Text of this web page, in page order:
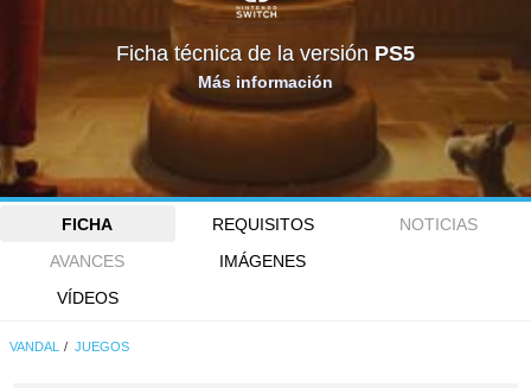
Ficha técnica de la versión PS5
Más información
FICHA REQUISITOS
NOTICIAS
AVANCES
IMÁGENES
VÍDEOS
VANDAL JUEGOS